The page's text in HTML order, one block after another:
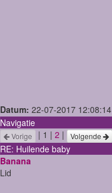
Datum: 22-07-2017 12:08:14
Navigatie
Vorige | 1 | 2 | Volgende
RE: Huilende baby
Banana
Lid